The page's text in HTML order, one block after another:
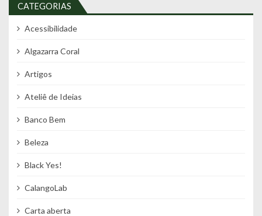
CATEGORIAS
Acessibilidade
Algazarra Coral
Artigos
Ateliê de Ideias
Banco Bem
Beleza
Black Yes!
CalangoLab
Carta aberta